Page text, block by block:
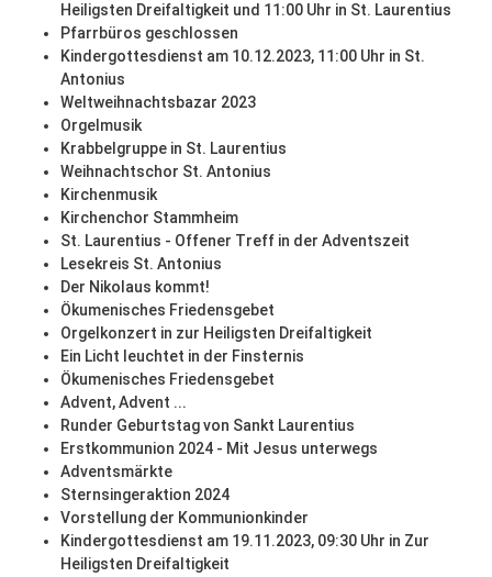
Heiligsten Dreifaltigkeit und 11:00 Uhr in St. Laurentius
Pfarrbüros geschlossen
Kindergottesdienst am 10.12.2023, 11:00 Uhr in St.
Antonius
Weltweihnachtsbazar 2023
Orgelmusik
Krabbelgruppe in St. Laurentius
Weihnachtschor St. Antonius
Kirchenmusik
Kirchenchor Stammheim
St. Laurentius - Offener Treff in der Adventszeit
Lesekreis St. Antonius
Der Nikolaus kommt!
Ökumenisches Friedensgebet
Orgelkonzert in zur Heiligsten Dreifaltigkeit
Ein Licht leuchtet in der Finsternis
Ökumenisches Friedensgebet
Advent, Advent ...
Runder Geburtstag von Sankt Laurentius
Erstkommunion 2024 - Mit Jesus unterwegs
Adventsmärkte
Sternsingeraktion 2024
Vorstellung der Kommunionkinder
Kindergottesdienst am 19.11.2023, 09:30 Uhr in Zur
Heiligsten Dreifaltigkeit